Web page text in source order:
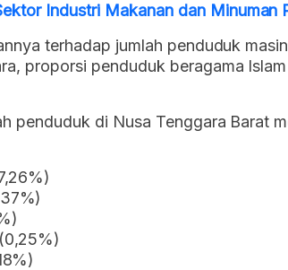
Industri Makanan dan Minuman
terhadap jumlah penduduk
proporsi penduduk beragama
penduduk di Nusa Tenggara Barat